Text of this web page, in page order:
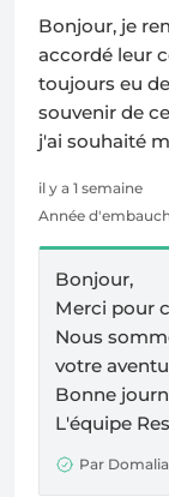
Bonjour, je
accordé leur
toujours eu
souvenir de
j'ai souhaité
il y a 1 semaine
Année
Bonjour,
Merci pour
Nous
votre
Bonne
L'équipe
Par